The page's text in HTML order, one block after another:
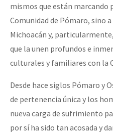
mismos que están
Comunidad de Pómaro, sino
Michoacán y,
que la unen profundos e
culturales y familiares con la
Desde hace siglos Pómaro y
de pertenencia única y los
nueva carga de sufrimiento
por sí ha sido tan acosada y